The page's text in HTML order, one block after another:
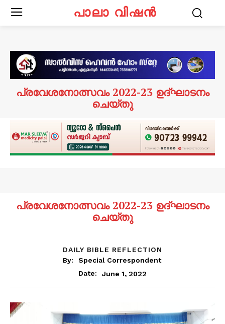
പാലാ വിഷൻ
പ്രവേശനോത്സവം 2022-23 ഉദ്ഘാടനം
ചെയ്തു
പ്രവേശനോത്സവം 2022-23 ഉദ്ഘാടനം
ചെയ്തു
DAILY BIBLE REFLECTION
By:
Special Correspondent
Date:
June 1, 2022